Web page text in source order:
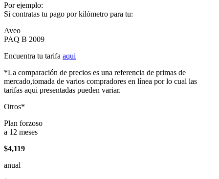
Por ejemplo:
Si contratas tu pago por kilómetro para tu:
Aveo
PAQ B 2009
Encuentra tu tarifa aqui
*La comparación de precios es una referencia de primas de
mercado,tomada de varios compradores en línea por lo cual las
tarifas aqui presentadas pueden variar.
Otros*
Plan forzoso
a 12 meses
$4,119
anual